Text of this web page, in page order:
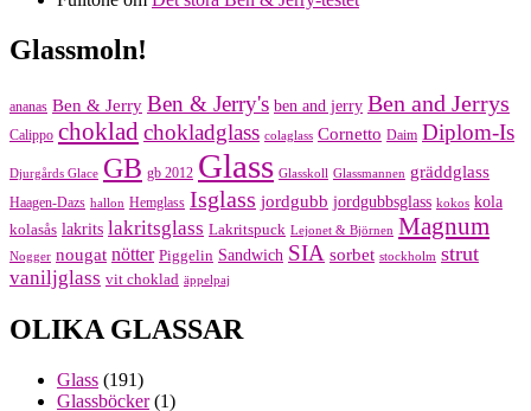
Glassmoln!
ananas Ben & Jerry Ben & Jerry's ben and jerry Ben and Jerrys
Calippo choklad chokladglass colaglass Cornetto Daim Diplom-Is
Djurgårds Glace GB gb 2012 Glass Glasskoll Glassmannen gräddglass
Haagen-Dazs hallon Hemglass Isglass jordgubb jordgubbsglass kokos kola
kolasås lakrits lakritsglass Lakritspuck Lejonet & Björnen Magnum
Nogger nougat nötter Piggelin Sandwich SIA sorbet stockholm strut
vaniljglass vit choklad äppelpaj
OLIKA GLASSAR
Glass (191)
Glassböcker(1)